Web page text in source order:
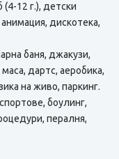
12 г.), детски
дискотека,
баня, джакузи,
дартс, аеробика,
на живо, паркинг.
боулинг,
пералня,